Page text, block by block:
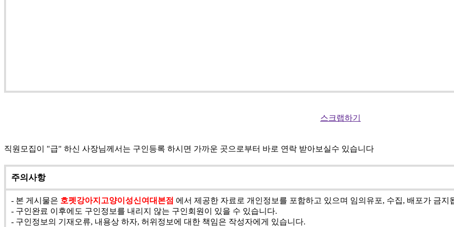
스크랩하기
직원모집이 "급" 하신 사장님께서는 구인등록 하시면 가까운 곳으로부터 바로 연락 받아보실수 있습니다
주의사항
- 본 게시물은 호펫강아지고양이성신여대본점 에서 제공한 자료로 개인정보를 포함하고 있으며 임의유포, 수집, 배포가 금지
- 구인완료 이후에도 구인정보를 내리지 않는 구인회원이 있을 수 있습니다.
- 구인정보의 기재오류, 내용상 하자, 허위정보에 대한 책임은 작성자에게 있습니다.